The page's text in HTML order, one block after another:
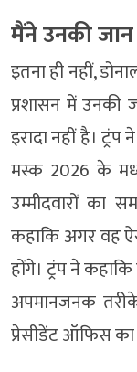
मैंने उनकी
इतना ही नहीं,
प्रशासन में उनकी
इरादा नहीं है।
मस्क 2026 के
उम्मीदवारों का
कहाकि अगर वह
होंगे। ट्रंप ने
अपमानजनक
प्रेसीडेंट ऑफिस